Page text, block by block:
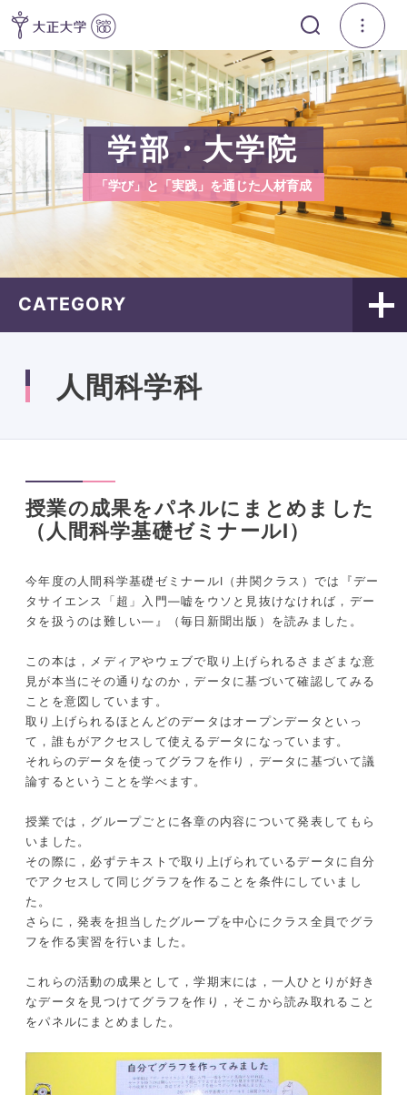
学部・大学院
「学び」と「実践」を通じた人材育成
CATEGORY
人間科学科
授業の成果をパネルにまとめました
（人間科学基礎ゼミナールⅠ）
今年度の人間科学基礎ゼミナールⅠ（井関クラス）では『デー
タサイエンス「超」入門―嘘をウソと見抜けなければ，デー
タを扱うのは難しい―』（毎日新聞出版）を読みました。
この本は，メディアやウェブで取り上げられるさまざまな意
見が本当にその通りなのか，データに基づいて確認してみる
ことを意図しています。
取り上げられるほとんどのデータはオープンデータといっ
て，誰もがアクセスして使えるデータになっています。
それらのデータを使ってグラフを作り，データに基づいて議
論するということを学べます。
授業では，グループごとに各章の内容について発表してもら
いました。
その際に，必ずテキストで取り上げられているデータに自分
でアクセスして同じグラフを作ることを条件にしていまし
た。
さらに，発表を担当したグループを中心にクラス全員でグラ
フを作る実習を行いました。
これらの活動の成果として，学期末には，一人ひとりが好き
なデータを見つけてグラフを作り，そこから読み取れること
をパネルにまとめました。